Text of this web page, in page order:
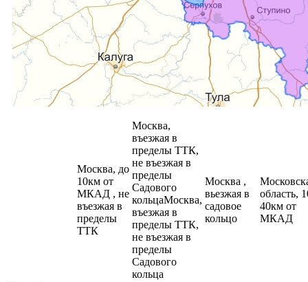
Москва, до
10км от
МКАД , не
въезжая в
пределы
ТТК
Москва,
въезжая в
пределы ТТК,
не въезжая в
пределы
Садового
кольцаМосква,
въезжая в
пределы ТТК,
не въезжая в
пределы
Садового
кольца
Москва ,
вьезжая в
садовое
кольцо
область,
40км от
МКАД